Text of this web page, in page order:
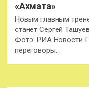
«Ахмата»
Новым главным
станет Сергей
Фото: РИА Новости
переговоры…